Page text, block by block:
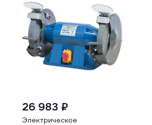
26 983 ₽
Электрическое